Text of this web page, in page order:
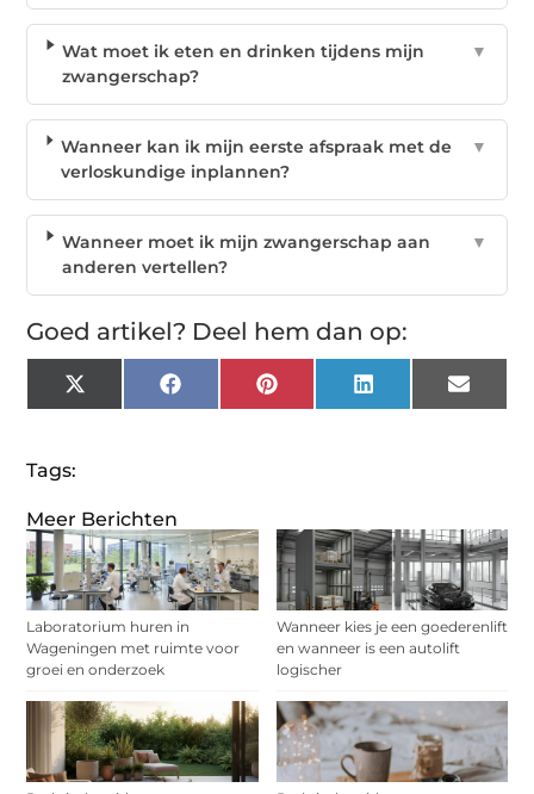
Meer Berichten
Laboratorium huren in
Wageningen met ruimte voor
groei en onderzoek
Wanneer kies je een goederenlift
en wanneer is een autolift
logischer
Wat moet ik eten en drinken tijdens mijn
zwangerschap?
▼
Wanneer kan ik mijn eerste afspraak met de
verloskundige inplannen?
▼
Wanneer moet ik mijn zwangerschap aan
anderen vertellen?
▼
Goed artikel? Deel hem dan op:
X
(Twitter)
Facebook Pinterest LinkedIn Email
Tags: